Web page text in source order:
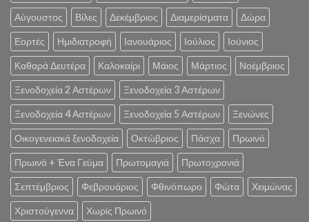
Αύγουστος Βίλες Δεκέμβριος Διαμερίσματα Δώρα
Εορτές Ημιδιατροφή Ιανουάριος Ιούλιος Ιούνιος
Καθαρά Δευτέρα Καλοκαίρι Μάιος Μάρτιος Νοέμβριος
Ξενοδοχεία 2 Αστέρων Ξενοδοχεία 3 Αστέρων
Ξενοδοχεία 4 Αστέρων Ξενοδοχεία 5 Αστέρων Ξενώνες
Οικογενειακά ξενοδοχεία Οκτώβριος Πάσχα Πρωινό
Πρωινό + Ένα Γεύμα Πρωτομαγιά Πρωτοχρονιά
Σεπτέμβριος Φεβρουάριος Φθινόπωρο Φώτα Χειμώνας
Χριστούγεννα Χωρίς Πρωινό